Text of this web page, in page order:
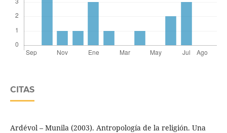
CITAS
Ardévol – Munila (2003). Antropología de la religión. Una